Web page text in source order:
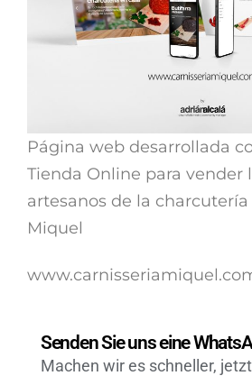
Página web desarrollada
Tienda Online para vender
artesanos de la charcutería
Miquel
Senden Sie uns eine
Machen wir es schneller,